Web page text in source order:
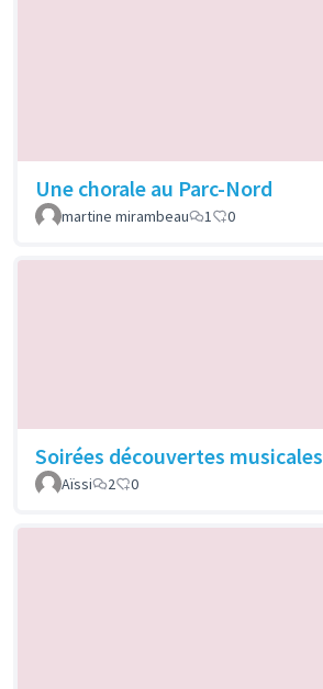
Une chorale au Parc-Nord
martine mirambeau
1 0
Soirées découvertes musicales
Aïssi
2 0